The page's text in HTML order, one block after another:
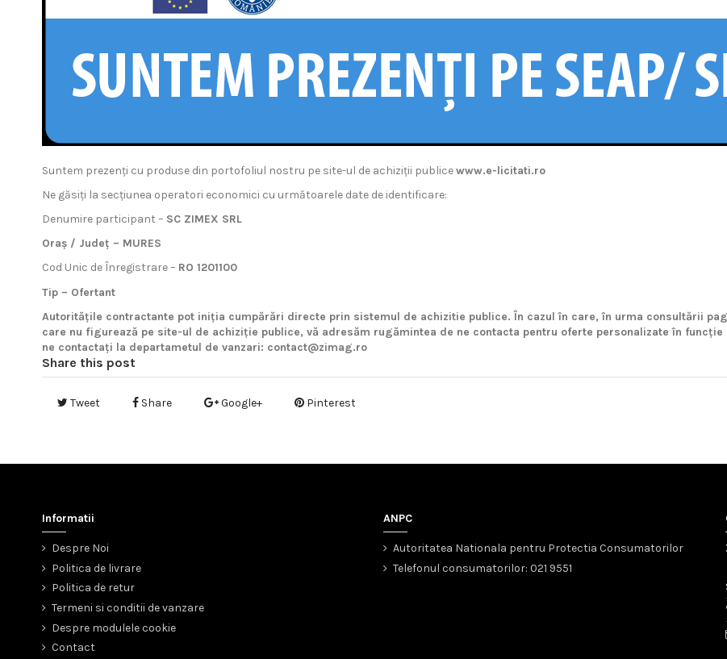
Suntem prezenți cu produse din portofoliul nostru pe site-ul de achiziții publicewww.e-licitati.ro
Ne găsiți la secțiunea operatori economici cu următoarele date de identificare:
Denumire participant – SC ZIMEX SRL
Oraș / Județ – MURES
Cod Unic de Înregistrare – RO 1201100
Tip – Ofertant
Autoritățile contractante pot iniția cumpărări directe prin sistemul de achizitie publice. În cazul în care, în urma consultării
care nu figurează pe site-ul de achiziție publice, vă adresăm rugămintea de ne contacta pentru oferte personalizate în
ne contactați la departametul de vanzari: contact@zimag.ro
Share this post
Tweet Share Google+ Pinterest
Informatii
Despre Noi
Politica de livrare
Politica de retur
Termeni si conditii de vanzare
Despre modulele cookie
Contact
ANPC
Autoritatea Nationala pentru Protectia Consumatorilor
Telefonul consumatorilor: 021 9551